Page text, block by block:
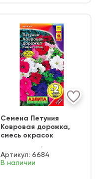
Семена Петуния
Ковровая дорожка,
смесь окрасок
Артикул: 6684
В наличии